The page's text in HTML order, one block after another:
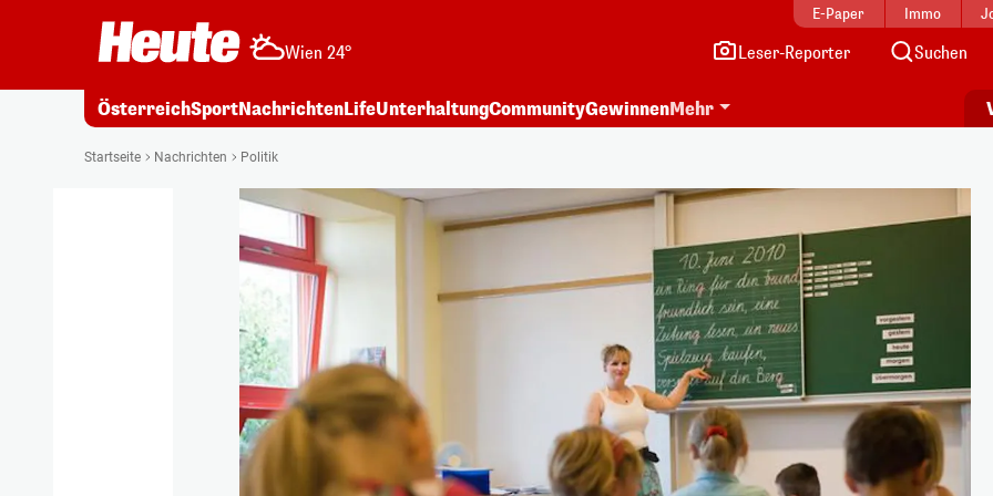
E-Paper Immo
Wien 24° Leser-Reporter Suchen
ÖsterreichSportNachrichtenLifeUnterhaltungCommunityGewinnenMehr
Startseite Nachrichten Politik